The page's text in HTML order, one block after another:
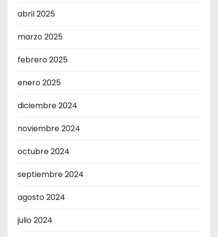
abril 2025
marzo 2025
febrero 2025
enero 2025
diciembre 2024
noviembre 2024
octubre 2024
septiembre 2024
agosto 2024
julio 2024